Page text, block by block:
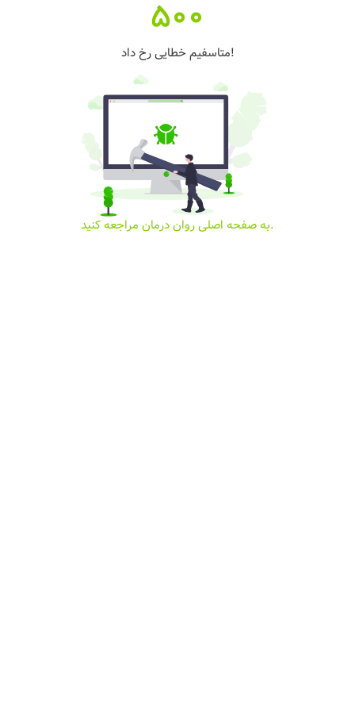
500
متاسفیم خطایی رخ داد!
به صفحه اصلی روان درمان مراجعه کنید.